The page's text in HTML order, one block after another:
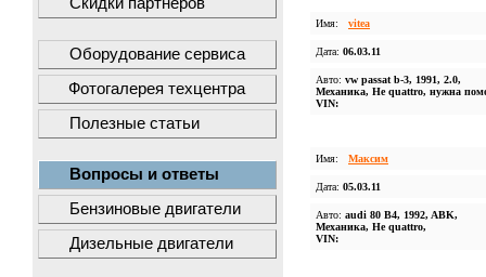
Оборудование сервиса
Фотогалерея техцентра
Полезные статьи
Вопросы и ответы
Бензиновые двигатели
Дизельные двигатели
Имя: vitea
Дата: 06.03.11
Авто: vw passat b-3, 1991, 2.0,
Механика, Не quattro, нужна
VIN:
Имя: Максим
Дата: 05.03.11
Авто: audi 80 B4, 1992, ABK,
Механика, Не quattro,
VIN: